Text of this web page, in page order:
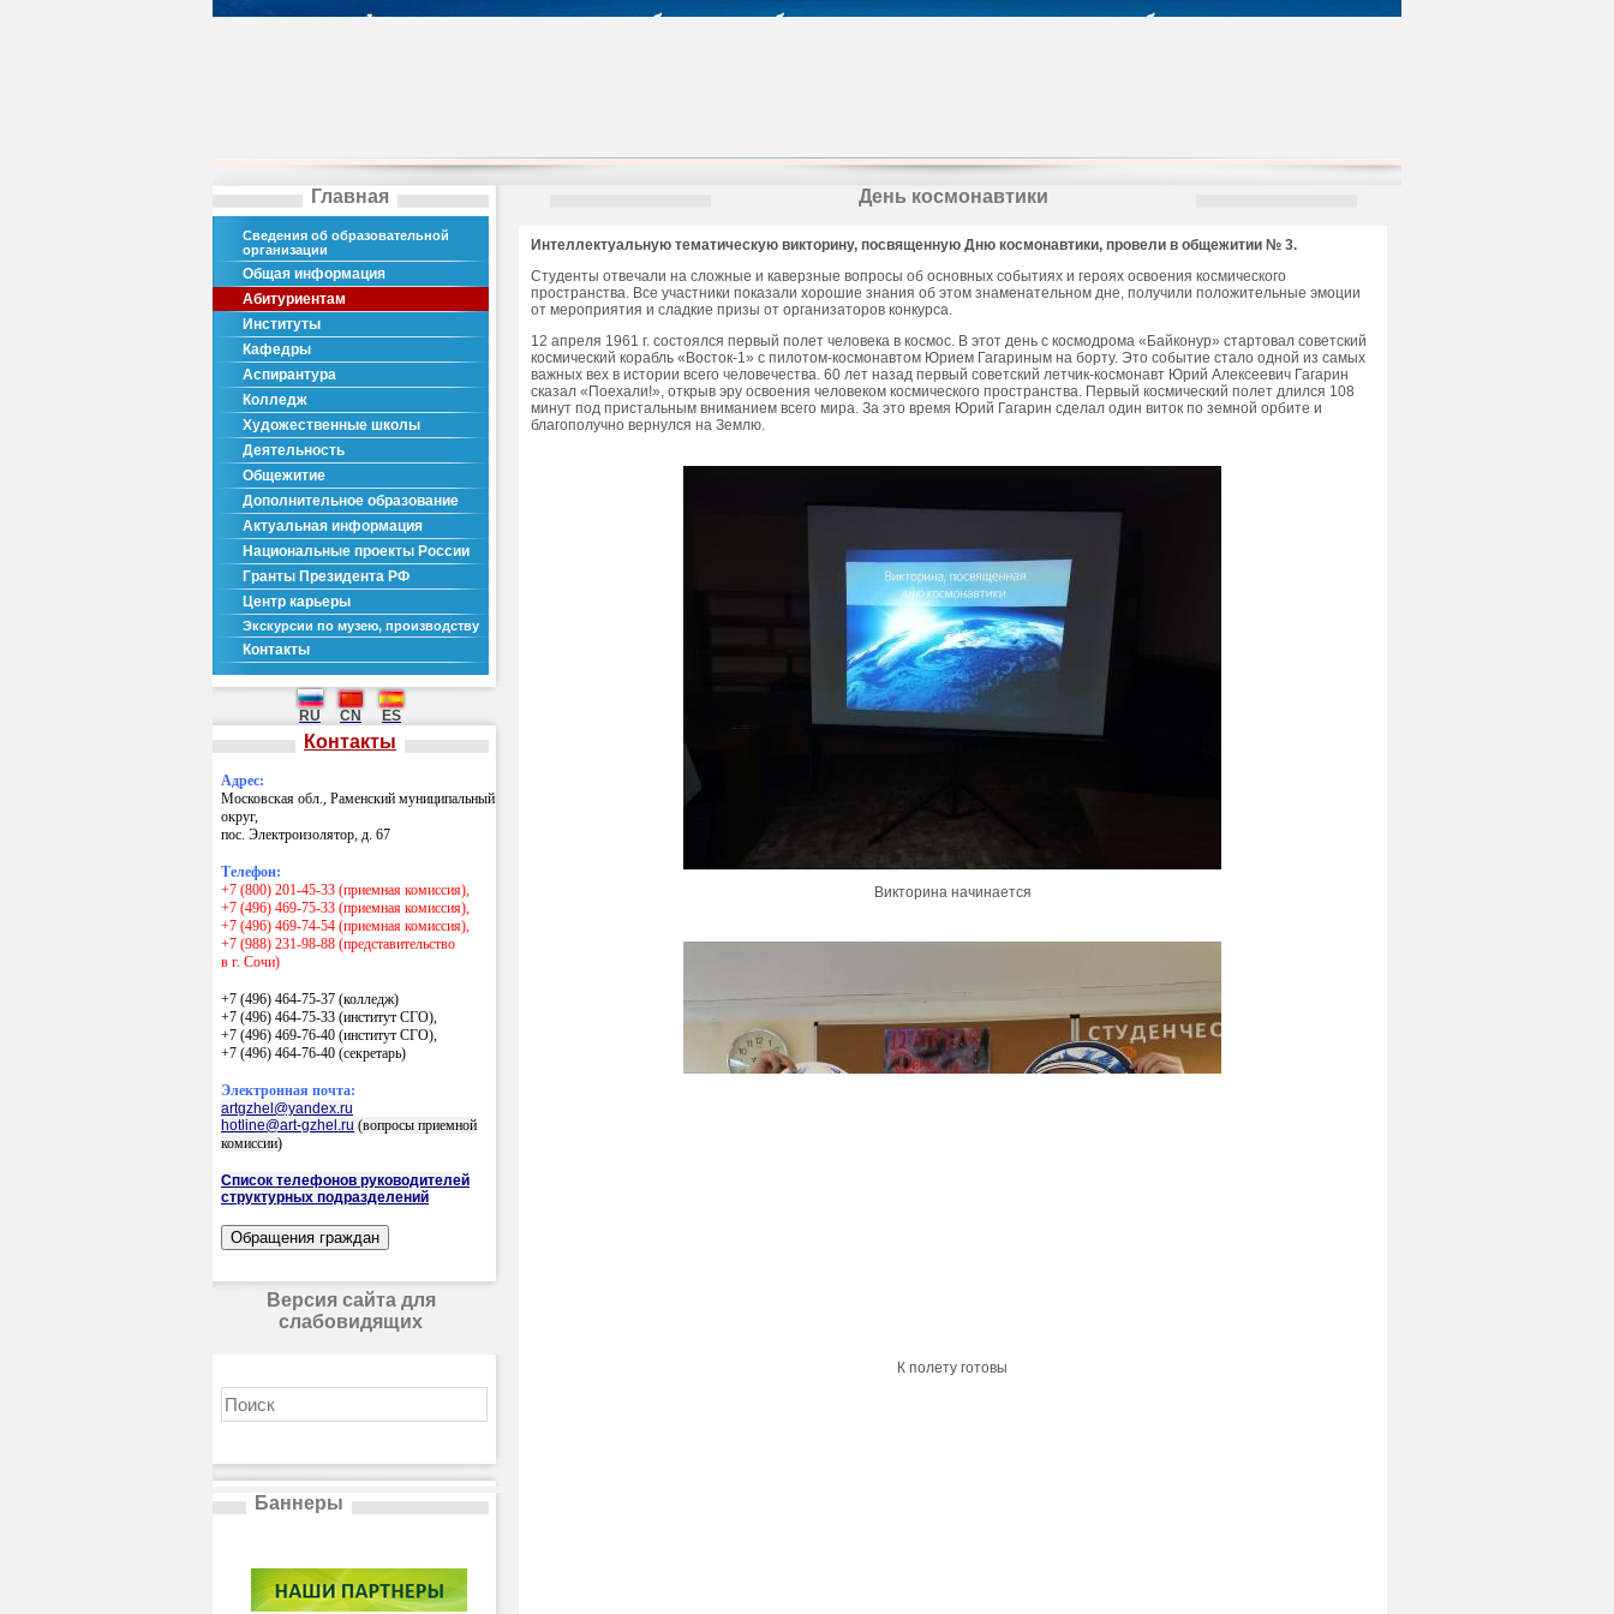
Главная
Сведения об образовательной
организации
Общая информация
Абитуриентам
Институты
Кафедры
Аспирантура
Колледж
Художественные школы
Деятельность
Общежитие
Дополнительное образование
Актуальная информация
Национальные проекты России
Гранты Президента РФ
Центр карьеры
Экскурсии по музею, производству
Контакты
RU CN ES
Контакты
Адрес:
Московская обл., Раменский муниципальный
округ,
пос. Электроизолятор, д. 67
Телефон:
+7 (800) 201-45-33 (приемная комиссия),
+7 (496) 469-75-33 (приемная комиссия),
+7 (496) 469-74-54 (приемная комиссия),
+7 (988) 231-98-88 (представительство
в г. Сочи)
+7 (496) 464-75-37 (колледж)
+7 (496) 464-75-33 (институт СГО),
+7 (496) 469-76-40 (институт СГО),
+7 (496) 464-76-40 (секретарь)
Электронная почта:
artgzhel@yandex.ru
hotline@art-gzhel.ru (вопросы приемной
комиссии)
Список телефонов руководителей
структурных подразделений
Версия сайта для
слабовидящих
Баннеры
День космонавтики
Интеллектуальную тематическую викторину, посвященную Дню космонавтики, провели в общежитии № 3.
Студенты отвечали на сложные и каверзные вопросы об основных событиях и героях освоения космического
пространства. Все участники показали хорошие знания об этом знаменательном дне, получили положительные эмоции
от мероприятия и сладкие призы от организаторов конкурса.
12 апреля 1961 г. состоялся первый полет человека в космос. В этот день с космодрома «Байконур» стартовал советский
космический корабль «Восток-1» с пилотом-космонавтом Юрием Гагариным на борту. Это событие стало одной из самых
важных вех в истории всего человечества. 60 лет назад первый советский летчик-космонавт Юрий Алексеевич Гагарин
сказал «Поехали!», открыв эру освоения человеком космического пространства. Первый космический полет длился 108
минут под пристальным вниманием всего мира. За это время Юрий Гагарин сделал один виток по земной орбите и
благополучно вернулся на Землю.
Викторина начинается
К полету готовы